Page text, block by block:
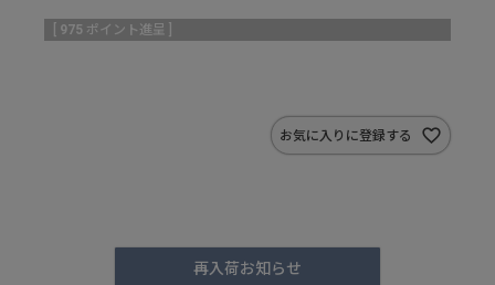
975 ポイント進呈 ]
お気に入りに登録する
再入荷お知らせ